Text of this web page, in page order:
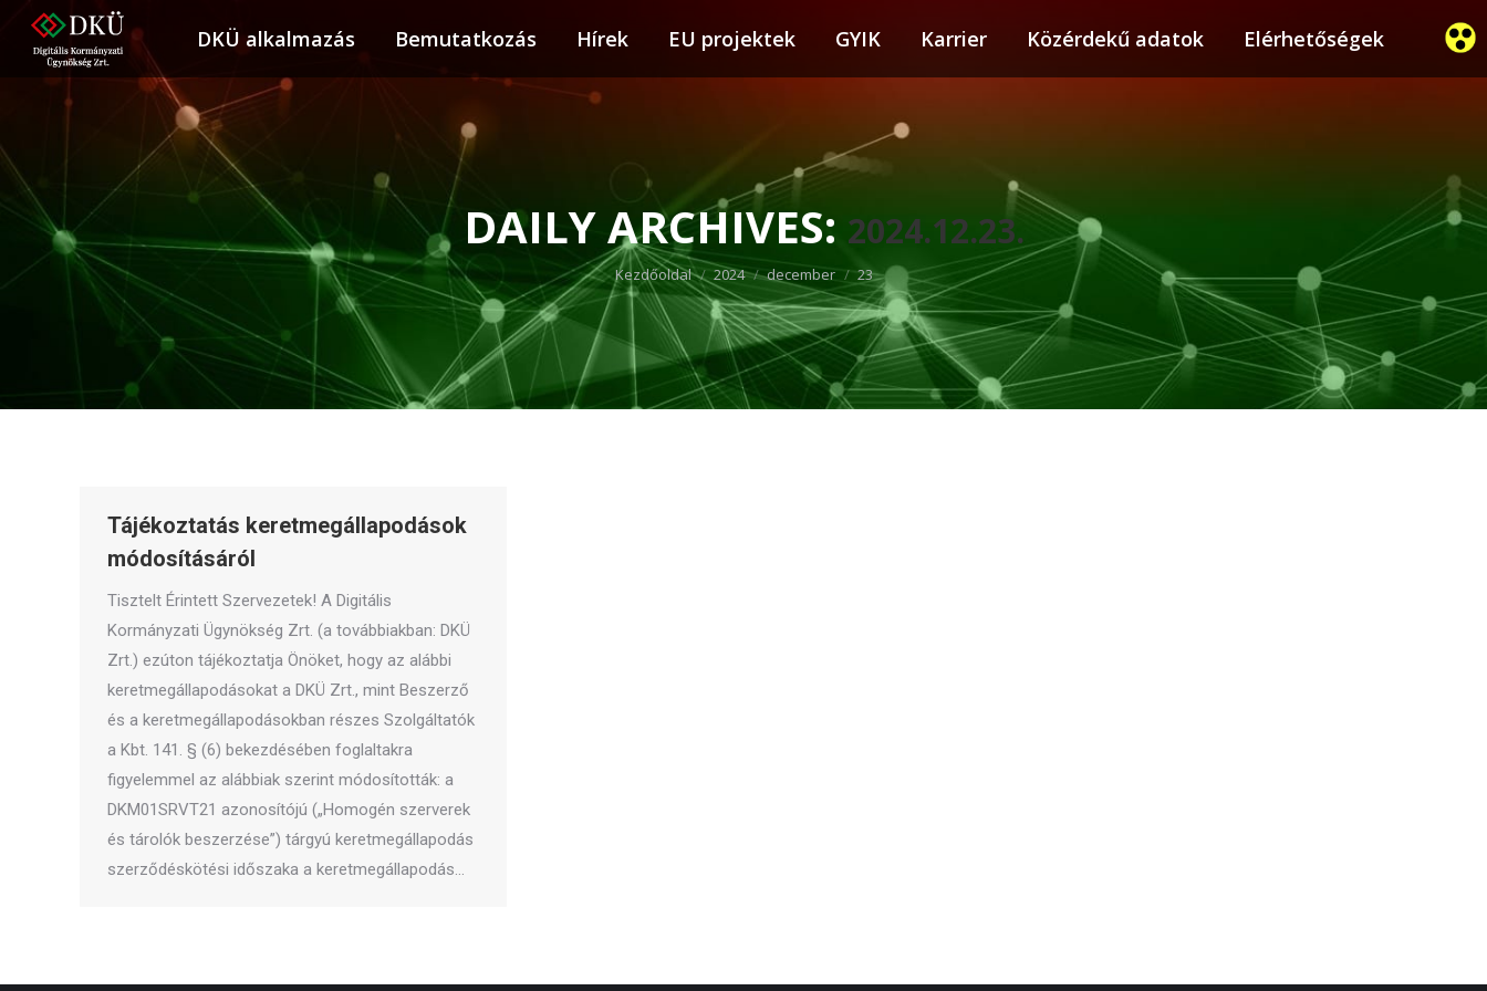
DKÜ alkalmazás Bemutatkozás Hírek EU projektek GYIK Karrier Közérdekű adatok Elérhetőségek
DAILY ARCHIVES: 2024.12.23.
You are here:
Kezdőoldal 2024 december 23
Tájékoztatás keretmegállapodások
módosításáról
Tisztelt Érintett Szervezetek! A Digitális
Kormányzati Ügynökség Zrt. (a továbbiakban: DKÜ
Zrt.) ezúton tájékoztatja Önöket, hogy az alábbi
keretmegállapodásokat a DKÜ Zrt., mint Beszerző
és a keretmegállapodásokban részes Szolgáltatók
a Kbt. 141. § (6) bekezdésében foglaltakra
figyelemmel az alábbiak szerint módosították: a
DKM01SRVT21 azonosítójú („Homogén szerverek
és tárolók beszerzése”) tárgyú keretmegállapodás
szerződéskötési időszaka a keretmegállapodás…
DKÜ alkalmazás Bemutatkozás Hírek EU projektek GYIK Karrier Közérdekű adatok Elérhetőségek